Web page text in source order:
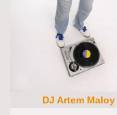
DJ Artem Maloy